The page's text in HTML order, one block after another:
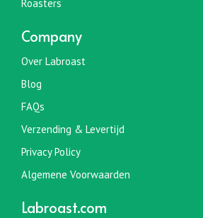
Roasters
Company
Over Labroast
Blog
FAQs
Verzending & Levertijd
Privacy Policy
Algemene Voorwaarden
Labroast.com